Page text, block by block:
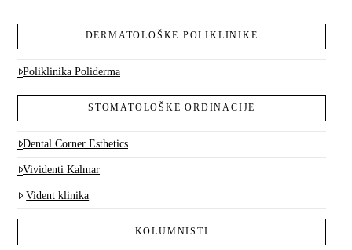
DERMATOLOŠKE POLIKLINIKE
Poliklinika Poliderma
STOMATOLOŠKE ORDINACIJE
Dental Corner Esthetics
Vividenti Kalmar
Vident klinika
KOLUMNISTI